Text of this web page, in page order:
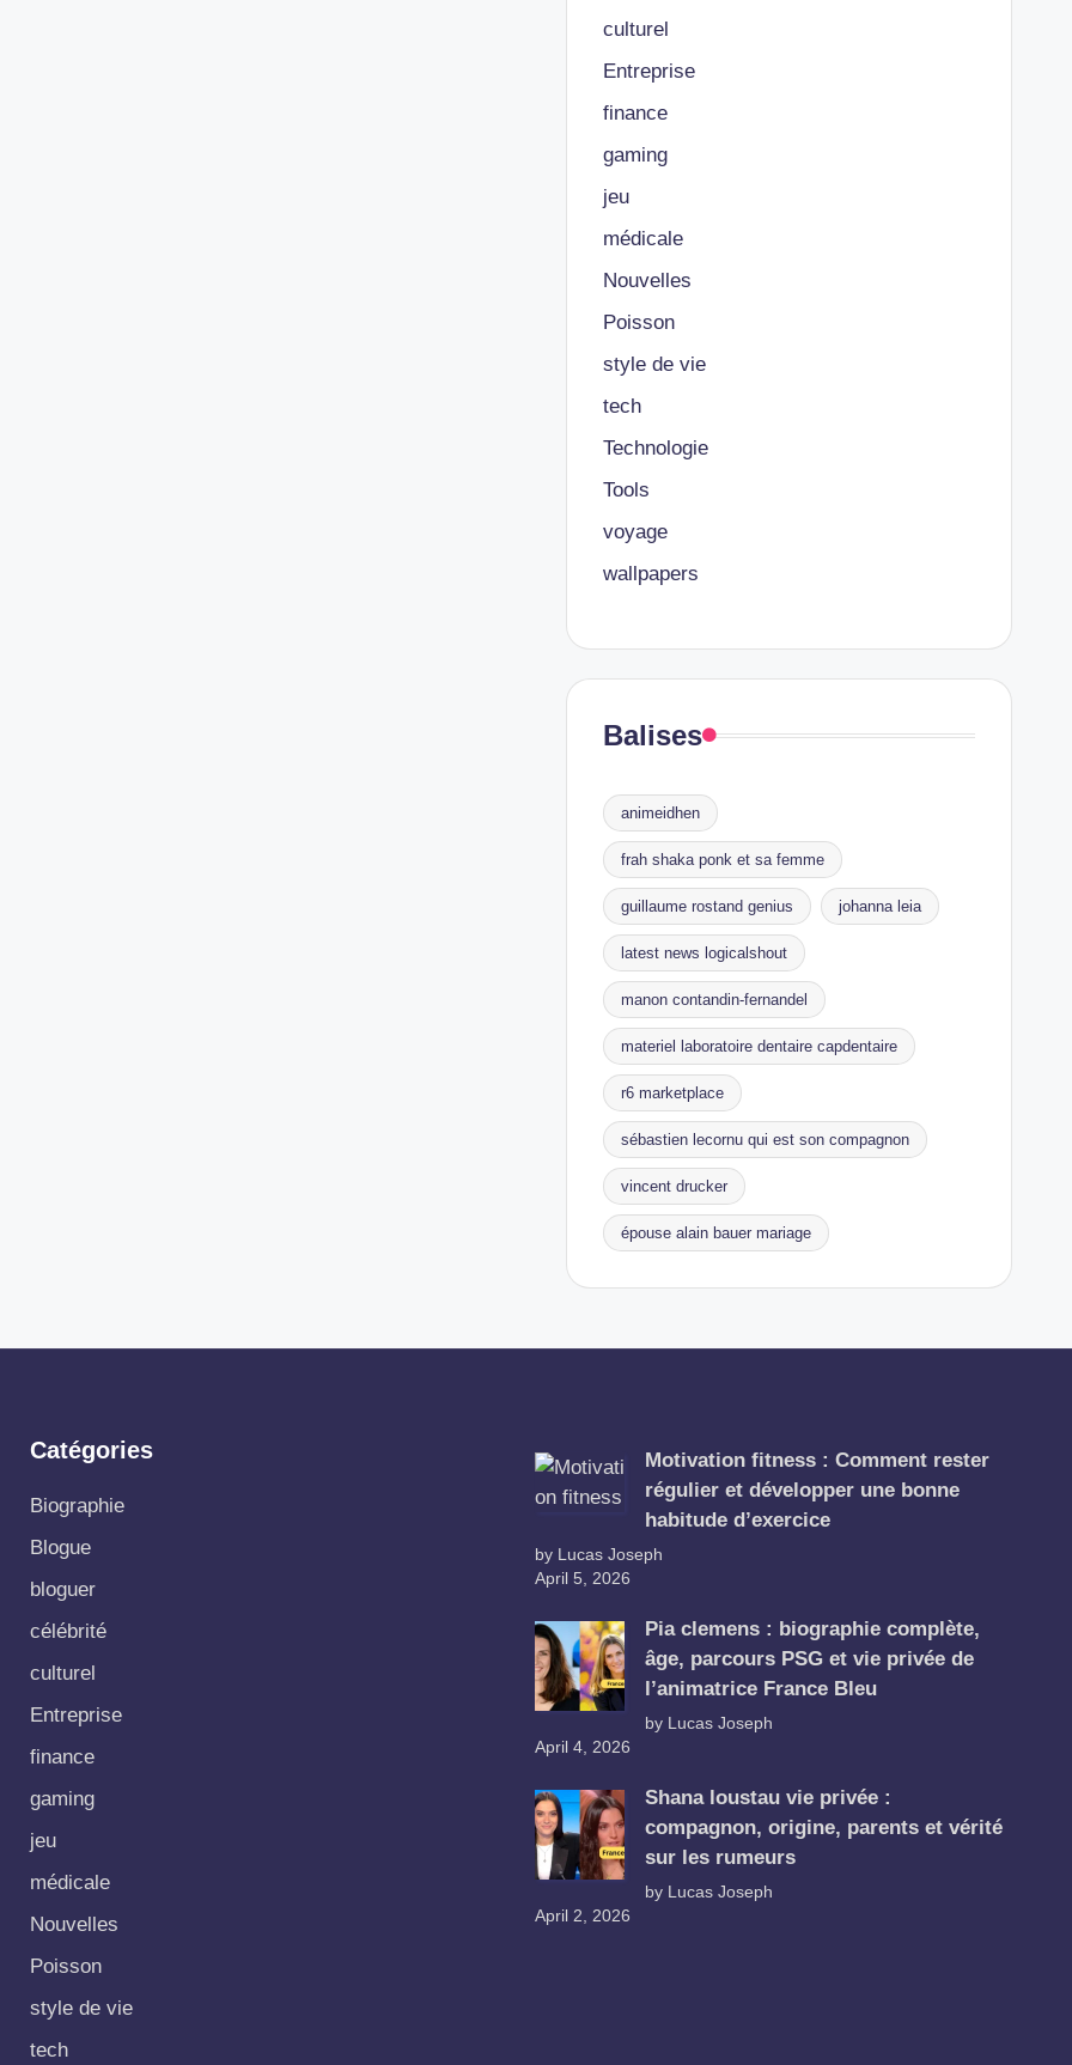
culturel
Entreprise
finance
gaming
jeu
médicale
Nouvelles
Poisson
style de vie
tech
Technologie
Tools
voyage
wallpapers
Balises
animeidhen
frah shaka ponk et sa femme
guillaume rostand genius johanna leia
latest news logicalshout
manon contandin-fernandel
materiel laboratoire dentaire capdentaire
r6 marketplace
sébastien lecornu qui est son compagnon
vincent drucker
épouse alain bauer mariage
Catégories
Biographie
Blogue
bloguer
célébrité
culturel
Entreprise
finance
gaming
jeu
médicale
Nouvelles
Poisson
style de vie
tech
Motivation fitness : Comment rester
régulier et développer une bonne
habitude d’exercice
by Lucas Joseph
April 5, 2026
Pia clemens : biographie complète,
âge, parcours PSG et vie privée de
l’animatrice France Bleu
by Lucas Joseph
April 4, 2026
Shana loustau vie privée :
compagnon, origine, parents et vérité
sur les rumeurs
by Lucas Joseph
April 2, 2026